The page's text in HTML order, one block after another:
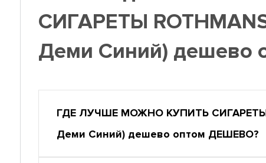
СИГАРЕТЫ
Деми Синий) дешево
ГДЕ ЛУЧШЕ МОЖНО КУПИТЬ СИГАРЕТЫ
Деми Синий) дешево оптом ДЕШЕВО?